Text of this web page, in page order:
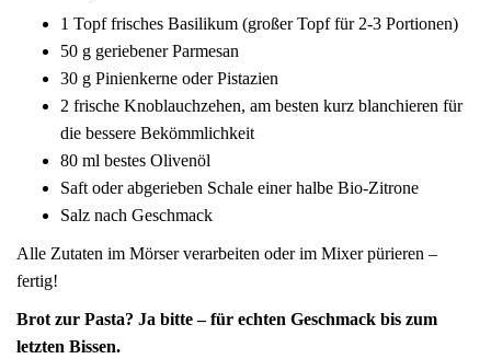
1 Topf frisches Basilikum (großer Topf für 2-3 Portionen)
50 g geriebener Parmesan
30 g Pinienkerne oder Pistazien
2 frische Knoblauchzehen, am besten kurz blanchieren für
die bessere Bekömmlichkeit
80 ml bestes Olivenöl
Saft oder abgerieben Schale einer halbe Bio-Zitrone
Salz nach Geschmack
Alle Zutaten im Mörser verarbeiten oder im Mixer pürieren –
fertig!
Brot zur Pasta? Ja bitte – für echten Geschmack bis zum
letzten Bissen.